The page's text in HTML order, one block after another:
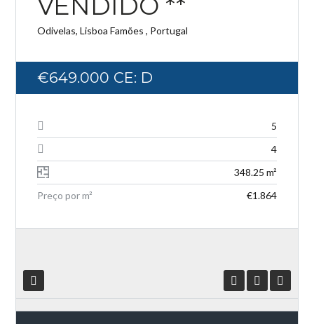
it takes less than a minute.
Odivelas, Lisboa Famões , Portugal
€649.000 CE: D
5
4
348.25 m²
Preço por m²
€1.864